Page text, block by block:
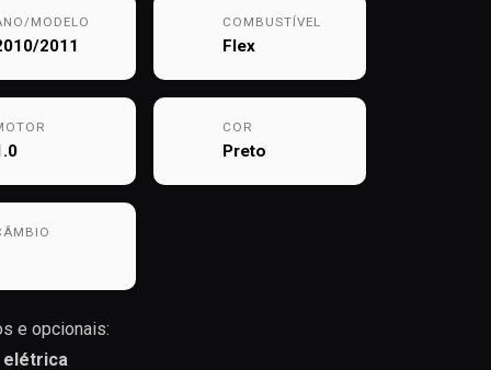
MODELO
2011
COMBUSTÍVEL
Flex
COR
Preto
e opcionais:
elétrica